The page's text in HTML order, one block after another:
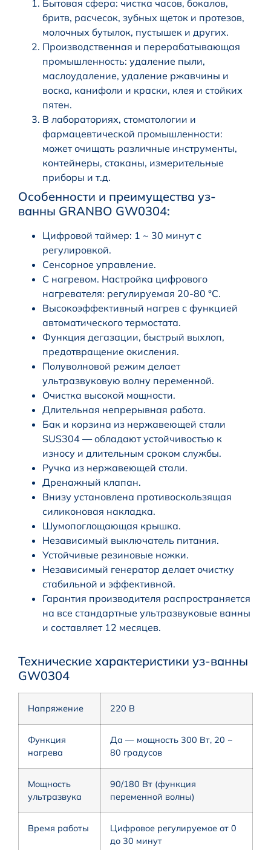
Бытовая сфера: чистка часов, бокалов,
бритв, расчесок, зубных щеток и протезов,
молочных бутылок, пустышек и других.
Производственная и перерабатывающая
промышленность: удаление пыли,
маслоудаление, удаление ржавчины и
воска, канифоли и краски, клея и стойких
пятен.
В лабораториях, стоматологии и
фармацевтической промышленности:
может очищать различные инструменты,
контейнеры, стаканы, измерительные
приборы и т.д.
Особенности и преимущества уз-
ванны GRANBO GW0304:
Цифровой таймер: 1 ~ 30 минут с
регулировкой.
Сенсорное управление.
С нагревом. Настройка цифрового
нагревателя: регулируемая 20-80 °C.
Высокоэффективный нагрев с функцией
автоматического термостата.
Функция дегазации, быстрый выхлоп,
предотвращение окисления.
Полуволновой режим делает
ультразвуковую волну переменной.
Очистка высокой мощности.
Длительная непрерывная работа.
Бак и корзина из нержавеющей стали
SUS304 — обладают устойчивостью к
износу и длительным сроком службы.
Ручка из нержавеющей стали.
Дренажный клапан.
Внизу установлена противоскользящая
силиконовая накладка.
Шумопоглощающая крышка.
Независимый выключатель питания.
Устойчивые резиновые ножки.
Независимый генератор делает очистку
стабильной и эффективной.
Гарантия производителя распространяется
на все стандартные ультразвуковые ванны
и составляет 12 месяцев.
Технические характеристики уз-ванны
GW0304
Напряжение 220 В
Функция
нагрева
Да — мощность 300 Вт, 20 ~
80 градусов
Мощность
ультразвука
90/180 Вт (функция
переменной волны)
Время работы
Цифровое регулируемое от 0
до 30 минут